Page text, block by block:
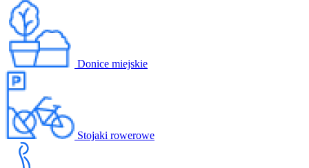
Donice miejskie
Stojaki rowerowe